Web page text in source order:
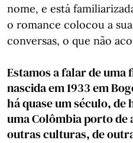
nome, e está
o romance colocou a
conversas, o que não
Estamos a falar de uma
nascida em 1933 em
há quase um século, de
uma Colômbia porto de
outras culturas, de